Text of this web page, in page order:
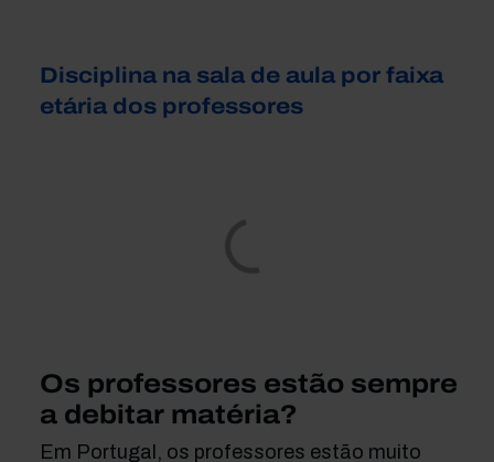
Disciplina na sala de aula por faixa
etária dos professores
Os professores estão sempre
a debitar matéria?
Em Portugal, os professores estão muito